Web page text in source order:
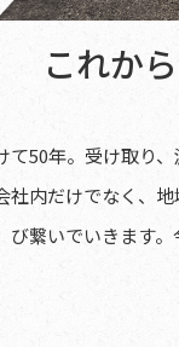
これか
50年。受け取り
社内だけでなく、
び繋いでいきます。